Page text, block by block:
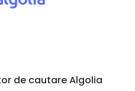
de cautare Algolia